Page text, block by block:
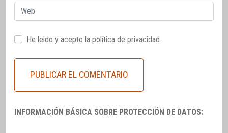
Web
He leido y acepto la política de privacidad
INFORMACIÓN BÁSICA SOBRE PROTECCIÓN DE DATOS: